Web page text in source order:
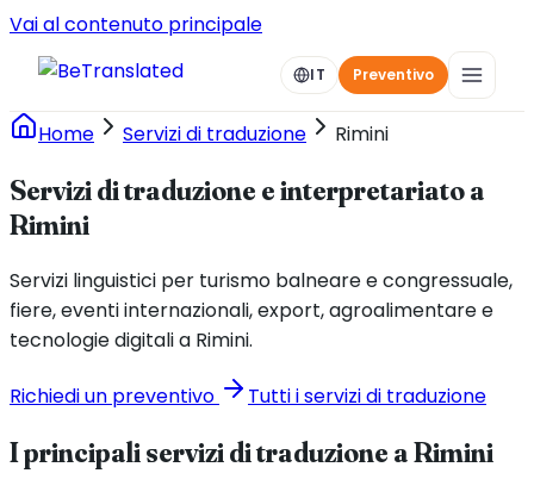
Vai al contenuto principale
IT Preventivo
Home Servizi di traduzione Rimini
Servizi di traduzione e interpretariato a
Rimini
Servizi linguistici per turismo balneare e congressuale,
fiere, eventi internazionali, export, agroalimentare e
tecnologie digitali a Rimini.
Richiedi un preventivo Tutti i servizi di traduzione
I principali servizi di traduzione a Rimini